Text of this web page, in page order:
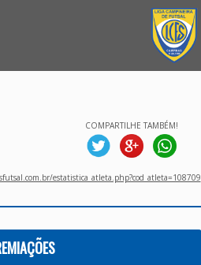
COMPARTILHE TAMBÉM!
estatistica_atleta.php?cod_atleta=108709